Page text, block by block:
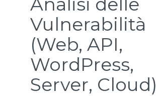
Vulnerabilità
(Web, API,
WordPress,
Server, Cloud)